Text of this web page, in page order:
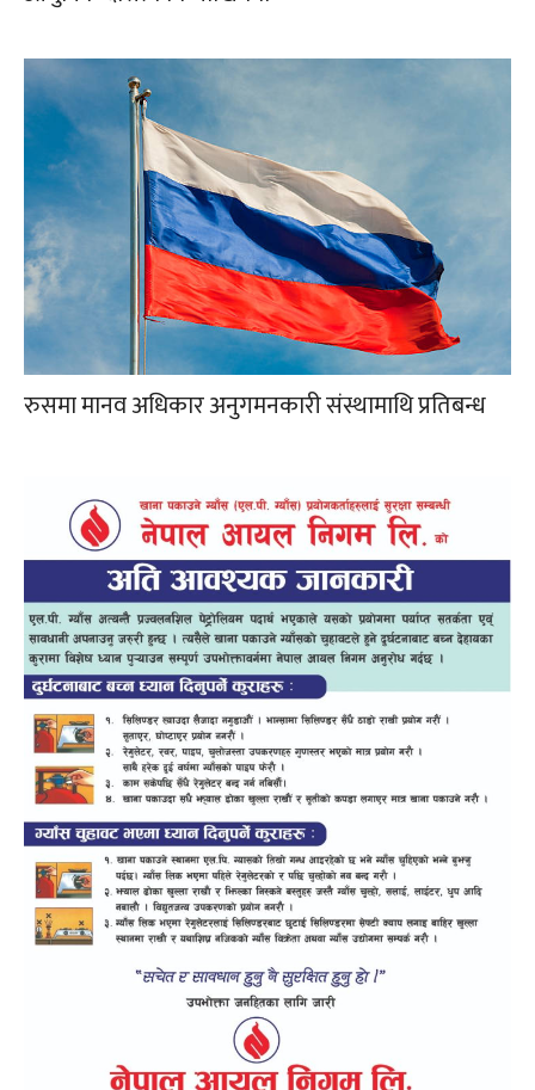
रुसमा मानव अधिकार अनुगमनकारी संस्थामाथि प्रतिबन्ध